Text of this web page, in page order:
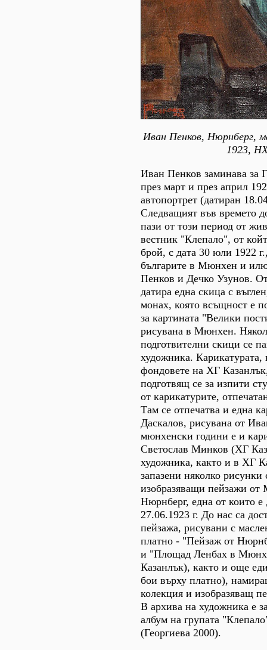
Иван Пенков, Нюрнберг,
1923,
Иван Пенков заминава за
през март и през април
автопортрет (датиран
Следващият във времето
пази от този период от
вестник "Клепало", от
брой, с дата 30 юли 1922
българите в Мюнхен и
Пенков и Дечко Узунов.
датира една скица с
монах, която всъщност е
за картината "Велики
рисувана в Мюнхен.
подготвителни скици се
художника. Карикатурата,
фондовете на ХГ
подготвящ се за изпити
от карикатурите,
Там се отпечатва и една
Даскалов, рисувана от
мюнхенски години е и
Светослав Минков (ХГ
художника, както и в ХГ
запазени няколко
изобразяващи пейзажи
Нюрнберг, една от които е
27.06.1923 г. До нас са
пейзажа, рисувани с
платно - "Пейзаж от
и "Площад Ленбах в
Казанлък), както и още
бои върху платно),
колекция и изобразяващ
В архива на художника е
албум на групата
(Георгиева 2000).